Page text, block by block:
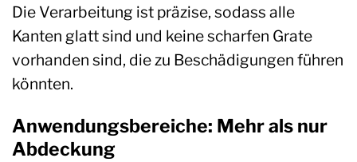
Die Verarbeitung ist präzise, sodass alle
Kanten glatt sind und keine scharfen Grate
vorhanden sind, die zu Beschädigungen führen
könnten.
Anwendungsbereiche: Mehr als nur
Abdeckung